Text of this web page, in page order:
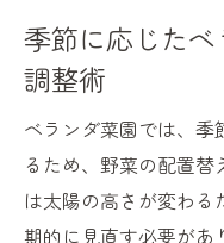
季節に応じた
調整術
ベランダ菜園では、季
るため、野菜の配置
は太陽の高さが変わ
期的に見直す必要があ